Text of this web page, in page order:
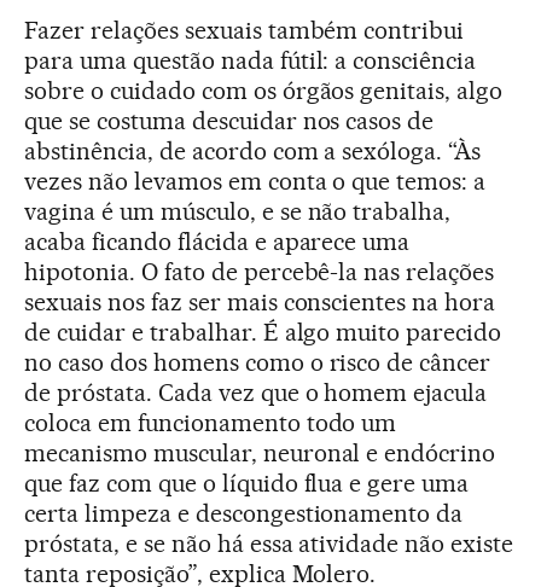
Fazer relações sexuais também contribui
para uma questão nada fútil: a consciência
sobre o cuidado com os órgãos genitais, algo
que se costuma descuidar nos casos de
abstinência, de acordo com a sexóloga. “Às
vezes não levamos em conta o que temos: a
vagina é um músculo, e se não trabalha,
acaba ficando flácida e aparece uma
hipotonia. O fato de percebê-la nas relações
sexuais nos faz ser mais conscientes na hora
de cuidar e trabalhar. É algo muito parecido
no caso dos homens como o risco de câncer
de próstata. Cada vez que o homem ejacula
coloca em funcionamento todo um
mecanismo muscular, neuronal e endócrino
que faz com que o líquido flua e gere uma
certa limpeza e descongestionamento da
próstata, e se não há essa atividade não existe
tanta reposição”, explica Molero.